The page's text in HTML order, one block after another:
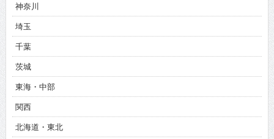
神奈川
埼玉
千葉
茨城
東海・中部
関西
北海道・東北